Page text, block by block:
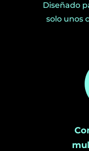
Diseñado
solo unos